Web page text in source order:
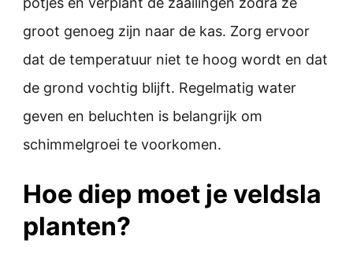
groot genoeg zijn naar de kas. Zorg ervoor
dat de temperatuur niet te hoog wordt en dat
de grond vochtig blijft. Regelmatig water
geven en beluchten is belangrijk om
schimmelgroei te voorkomen.
Hoe diep moet je veldsla
planten?